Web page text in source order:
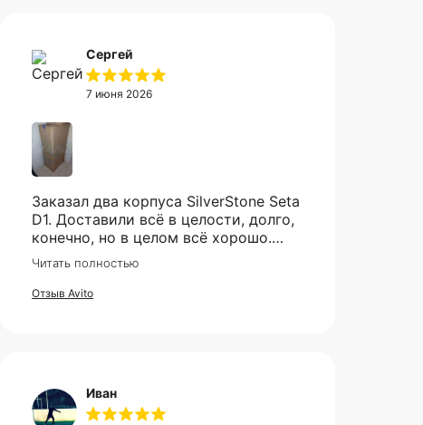
Сергей
7 июня 2026
Заказал два корпуса SilverStone Seta
D1. Доставили всё в целости, долго,
конечно, но в целом всё хорошо.
Рекомендую продавца.
Читать полностью
Отзыв Avito
Иван